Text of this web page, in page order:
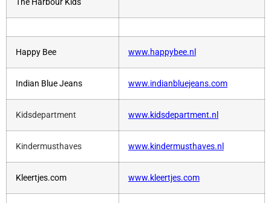
Happy Bee www.happybee.nl
Indian Blue Jeans www.indianbluejeans.com
Kidsdepartment www.kidsdepartment.nl
Kindermusthaves www.kindermusthaves.nl
Kleertjes.com www.kleertjes.com